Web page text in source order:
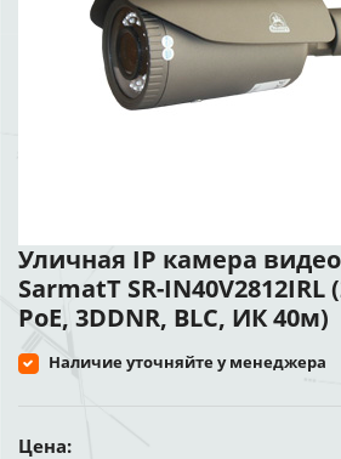
Уличная IP камера
SarmatT SR-IN40V2812IRL
PoE, 3DDNR, BLC, ИК 40м)
Наличие уточняйте у менеджера
Цена: